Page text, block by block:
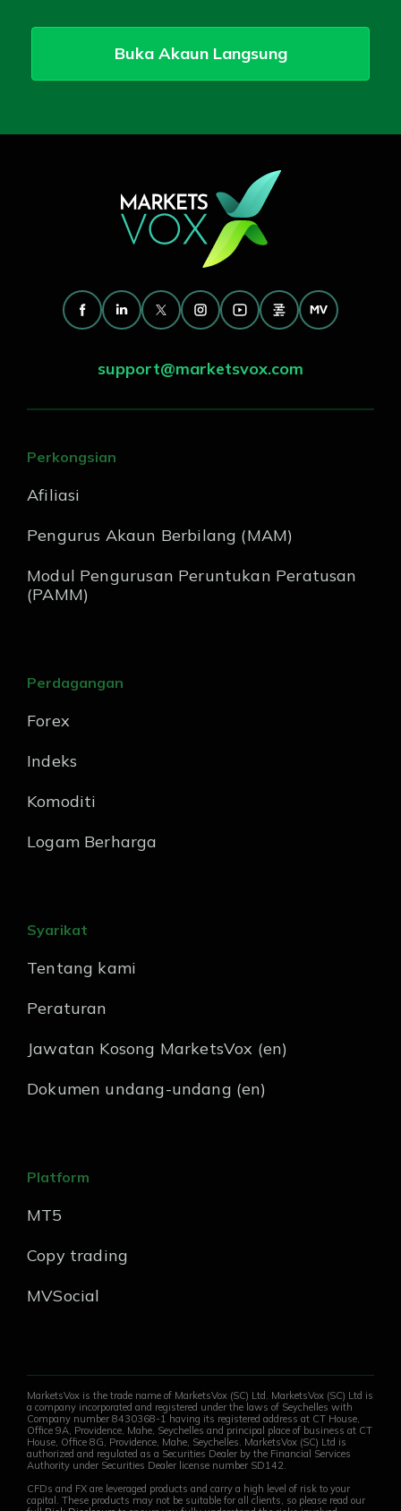
Buka Akaun Langsung
support@marketsvox.com
Perkongsian
Afiliasi
Pengurus Akaun Berbilang (MAM)
Modul Pengurusan Peruntukan Peratusan
(PAMM)
Perdagangan
Forex
Indeks
Komoditi
Logam Berharga
Syarikat
Tentang kami
Peraturan
Jawatan Kosong MarketsVox (en)
Dokumen undang-undang (en)
Platform
MT5
Copy trading
MVSocial
MarketsVox is the trade name of MarketsVox (SC) Ltd. MarketsVox (SC) Ltd is
a company incorporated and registered under the laws of Seychelles with
Company number 8430368-1 having its registered address at CT House,
Office 9A, Providence, Mahe, Seychelles and principal place of business at CT
House, Office 8G, Providence, Mahe, Seychelles. MarketsVox (SC) Ltd is
authorized and regulated as a Securities Dealer by the Financial Services
Authority under Securities Dealer license number SD142.
CFDs and FX are leveraged products and carry a high level of risk to your
capital. These products may not be suitable for all clients, so please read our